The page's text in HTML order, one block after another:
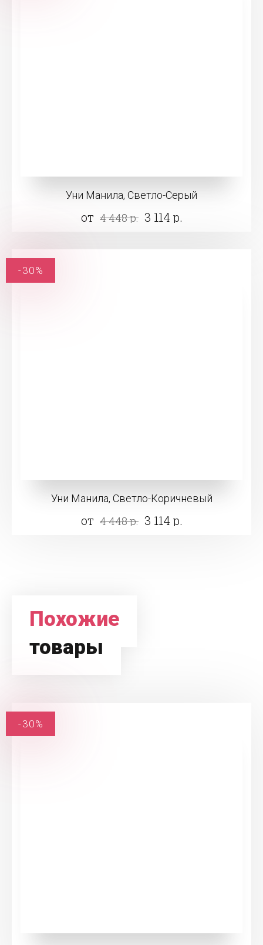
Уни Манила, Светло-Серый
от 4 448 р. 3 114 р.
Уни Манила, Светло-Коричневый
от 4 448 р. 3 114 р.
-30%
Похожие
товары
-30%